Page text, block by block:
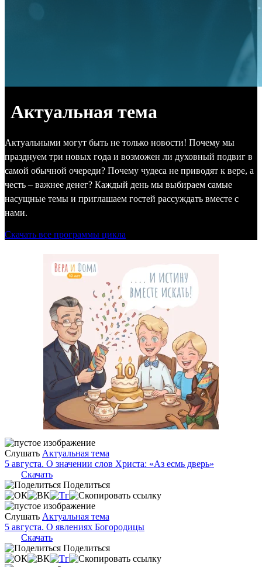
Актуальная тема
Актуальными могут быть не только новости! Почему мы
празднуем три новых года и возможен ли духовный подвиг в
самой обычной очереди? Почему чудеса не приводят к вере, а
честь – важнее денег? Каждый день мы выбираем самые
насущные темы и приглашаем гостей рассуждать вместе с
нами.
Скачать все программы цикла
Слушать Актуальная тема
5 августа. О значении слов Христа: «Аз есмь дверь»
Скачать
Поделиться
Слушать Актуальная тема
5 августа. О явлениях Богородицы
Скачать
Поделиться